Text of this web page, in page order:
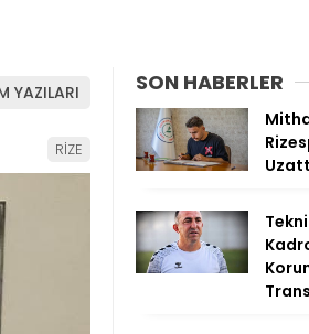
YAZILARI
RİZE
SON HABERLER